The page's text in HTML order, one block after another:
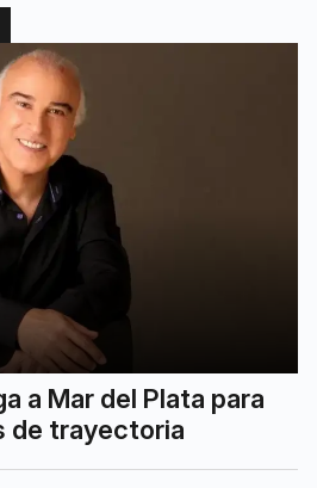
a Mar del Plata para
de trayectoria